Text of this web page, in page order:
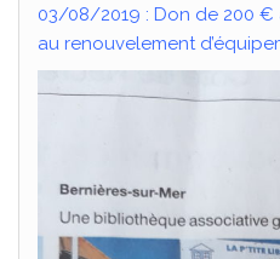
03/08/2019 : Don de 200 €
au renouvelement